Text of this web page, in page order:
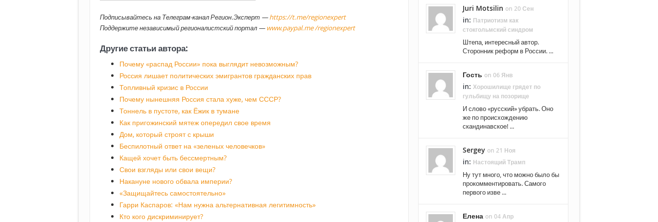
Подписывайтесь на Телеграм-канал Регион.Эксперт —https://t.me/regionexpert
Поддержите независимый регионалистский портал — www.paypal.me /regionexpert
Другие статьи автора:
Почему «распад России» пока выглядит невозможным?
Россия лишает политических эмигрантов гражданских прав
Топливный кризис в России
Почему нынешняя Россия стала хуже, чем СССР?
Тоннель в пустоте, как Ёжик в тумане
Как пригожинский мятеж опередил свое время
Дом, который строят с крыши
Беспилотный ответ на «зеленых человечков»
Кащей хочет быть бессмертным?
Свои взгляды или свои вещи?
Накануне нового обвала империи?
«Защищайтесь самостоятельно»
Гарри Каспаров: «Нам нужна альтернативная легитимность»
Кто кого дискриминирует?
Juri Motsilin on 20 Сен
in: Патриотизм как
стокгольмский синдром
Штепа, интересный автор.
Сторонник реформ в России. ...
Гость on 06 Янв
in: Хорошилище грядет по
гульбищу на позорище
И слово «русский» убрать. Оно
же по происхождению
скандинавское! ...
Sergey on 21 Ноя
in: Настоящий Трамп
Ну тут много, что можно было бы
прокомментировать. Самого
первого изве ...
Елена on 04 Апр